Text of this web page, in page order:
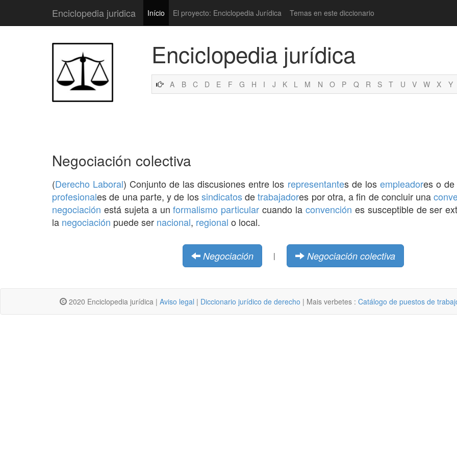
Enciclopedia juridica Início El proyecto: Enciclopedia Jurídica Temas en este diccionario
Enciclopedia jurídica
A B C D E F G H I J K L M N O P Q R S T U V W X Y
Negociación colectiva
(Derecho Laboral) Conjunto de las discusiones entre los representantes de los empleadores o de
profesionales de una parte, y de lossindicatosdetrabajadores por otra, a fin de concluir una
negociación está sujeta a unformalismo particular cuando la convención es susceptible de ser
la negociación puede ser nacional, regional o local.
Negociación | Negociación colectiva
2020 Enciclopedia jurídica | Aviso legal | Diccionario jurídico de derecho | Mais verbetes : Catálogo de puestos de